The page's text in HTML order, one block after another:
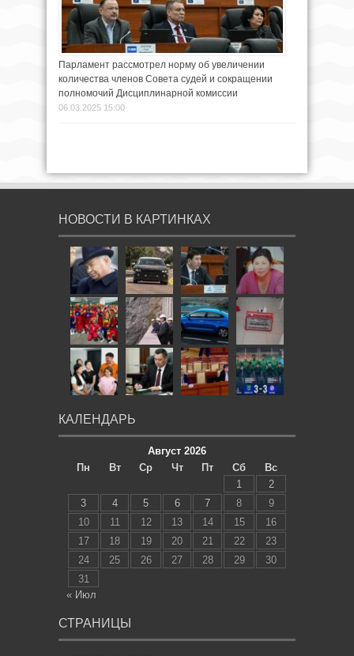
Парламент рассмотрел норму об увеличении
количества членов Совета судей и сокращении
полномочий Дисциплинарной комиссии
06.03.2025 15:00
НОВОСТИ В КАРТИНКАХ
КАЛЕНДАРЬ
Август 2026
Пн
Вт Ср Чт Пт Сб
Вс
1
2
3
4 5 6 7 8
9
10
11 12 13 14 15
16
17
18 19 20 21 22
23
24
25 26 27 28 29
30
31
« Июл
СТРАНИЦЫ